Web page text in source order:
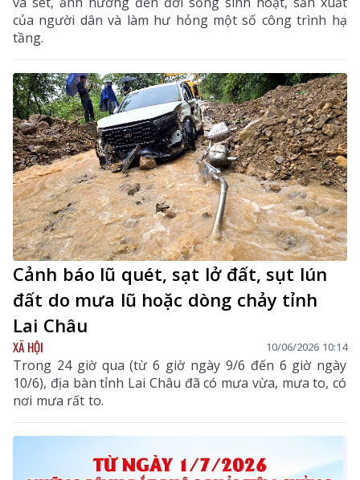
của người dân và làm hư hỏng một số công trình hạ
tầng.
Cảnh báo lũ quét, sạt lở đất, sụt lún
đất do mưa lũ hoặc dòng chảy tỉnh
Lai Châu
XÃ HỘI 10/06/2026 10:14
Trong 24 giờ qua (từ 6 giờ ngày 9/6 đến 6 giờ ngày
10/6), địa bàn tỉnh Lai Châu đã có mưa vừa, mưa to, có
nơi mưa rất to.